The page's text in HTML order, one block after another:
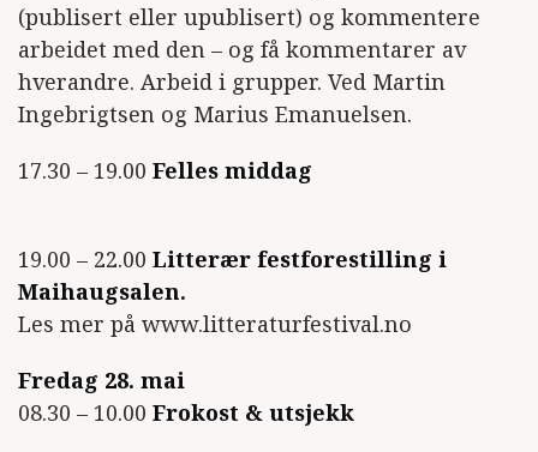
(publisert eller upublisert) og kommentere
arbeidet med den – og få kommentarer av
hverandre. Arbeid i grupper. Ved Martin
Ingebrigtsen og Marius Emanuelsen.
17.30 – 19.00 Felles middag
19.00 – 22.00 Litterær festforestilling i
Maihaugsalen.
Les mer på www.litteraturfestival.no
Fredag 28. mai
08.30 – 10.00 Frokost & utsjekk